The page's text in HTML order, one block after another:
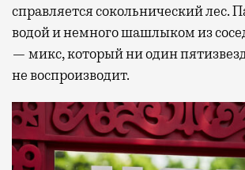
справляется сокольнический лес.
водой и немного шашлыком из
— микс, который ни один
не воспроизводит.